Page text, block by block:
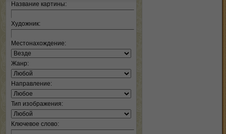
Название картины:
Художник:
Местонахождение:
Жанр:
Направление:
Тип изображения:
Ключевое слово: